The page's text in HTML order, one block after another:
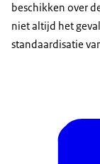
beschikken over
niet altijd het
standaardisatie